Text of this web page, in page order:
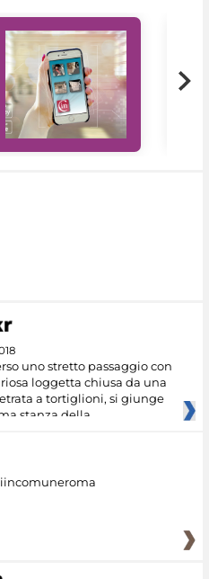
uno stretto passaggio con
loggetta chiusa da una
a tortiglioni, si giunge
stanza della